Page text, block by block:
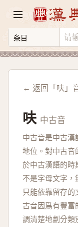
← 返回「呋」
呋 中古音
中古音是中古
地位。對中古音
於中古漢語的時
不是字母文字
只能依靠留存
古音因爲有豐富
調清楚地劃分類